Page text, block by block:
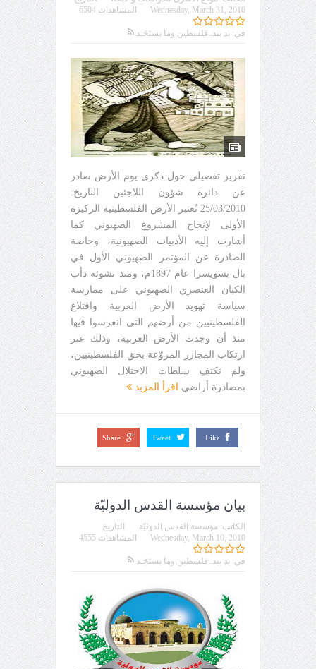
Wednesday, March 31, 2010
في: يد بيد..فلسطين وما يستَجَـد
المشاهدات 6504
تقرير تفصيلي حول ذكرى يوم الأرض صادر
عن دائرة شؤون اللاجئين التاريخ:
25/03/2010 تُعتبر الأرض الفلسطينية الركيزة
الأولى لإنجاح المشروع الصهيوني كما
أشارت إليه الأدبيات الصهيونية، وخاصة
الصادرة عن المؤتمر الصهيوني الأول في
بال بسويسرا عام 1897م، ومنذ نشوئه دأب
الكيان العنصري الصهيوني على ممارسة
سياسة تهويد الأرض العربية واقتلاع
الفلسطينيين من أرضهم التي انغرسوا فيها
منذ أن وجدت الأرض العربية، وذلك عبر
ارتكاب المجازر المروّعة بحق الفلسطينيين،
ولم تكتفِ سلطات الاحتلال الصهيوني
بمصادرة أراضي
اقرأ المزيد
Like
Tweet
Share
بيان مؤسسة القدس الدوليّة
الكاتب: مؤسسة القدس الدوليّة
التاريخ
Wednesday, March 10, 2010
في: يد بيد..فلسطين وما يستَجَـد
المشاهدات 4555